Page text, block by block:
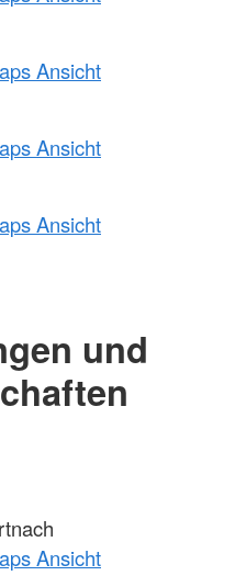
Ansicht
Ansicht
Ansicht
und
Ansicht